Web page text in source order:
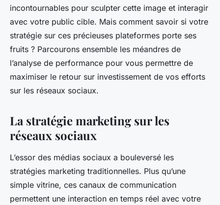
incontournables pour sculpter cette image et interagir
avec votre public cible. Mais comment savoir si votre
stratégie sur ces précieuses plateformes porte ses
fruits ? Parcourons ensemble les méandres de
l’analyse de performance pour vous permettre de
maximiser le retour sur investissement de vos efforts
sur les réseaux sociaux.
La stratégie marketing sur les
réseaux sociaux
L’essor des médias sociaux a bouleversé les
stratégies marketing traditionnelles. Plus qu’une
simple vitrine, ces canaux de communication
permettent une interaction en temps réel avec votre